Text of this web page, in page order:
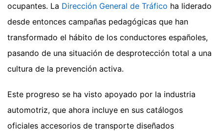
ocupantes. La Dirección General de Tráfico ha liderado
desde entonces campañas pedagógicas que han
transformado el hábito de los conductores españoles,
pasando de una situación de desprotección total a una
cultura de la prevención activa.
Este progreso se ha visto apoyado por la industria
automotriz, que ahora incluye en sus catálogos
oficiales accesorios de transporte diseñados